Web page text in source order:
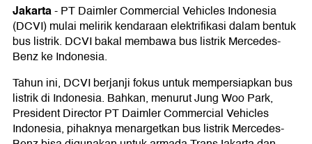
Jakarta-PT Daimler Commercial Vehicles Indonesia
(DCVI) mulai melirik kendaraan elektrifikasi dalam bentuk
bus listrik. DCVI bakal membawa bus listrik Mercedes-
Benz ke Indonesia.
Tahun ini, DCVI berjanji fokus untuk mempersiapkan bus
listrik di Indonesia. Bahkan, menurut Jung Woo Park,
President Director PT Daimler Commercial Vehicles
Indonesia, pihaknya menargetkan bus listrik Mercedes-